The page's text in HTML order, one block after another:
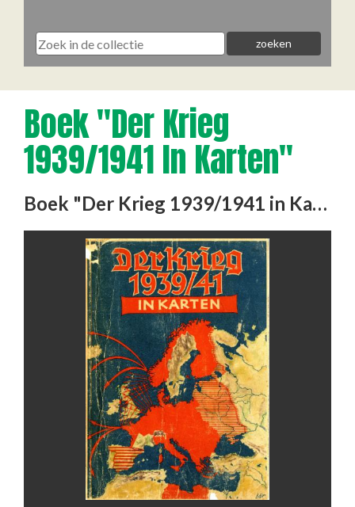
Boek "Der Krieg
1939/1941 In Karten"
Boek "Der Krieg 1939/1941 in Karten" Eigendom van Wilhelmus Leonardus Aussems, dwangarbeider bij de Auto …